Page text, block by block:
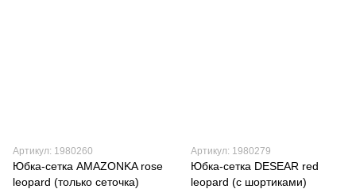
Артикул: 1980260
Юбка-сетка AMAZONKA rose
leopard (только сеточка)
Артикул: 1980279
Юбка-сетка DESEAR red
leopard (с шортиками)